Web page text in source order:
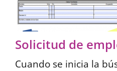
Solicitud de
Cuando se inicia la